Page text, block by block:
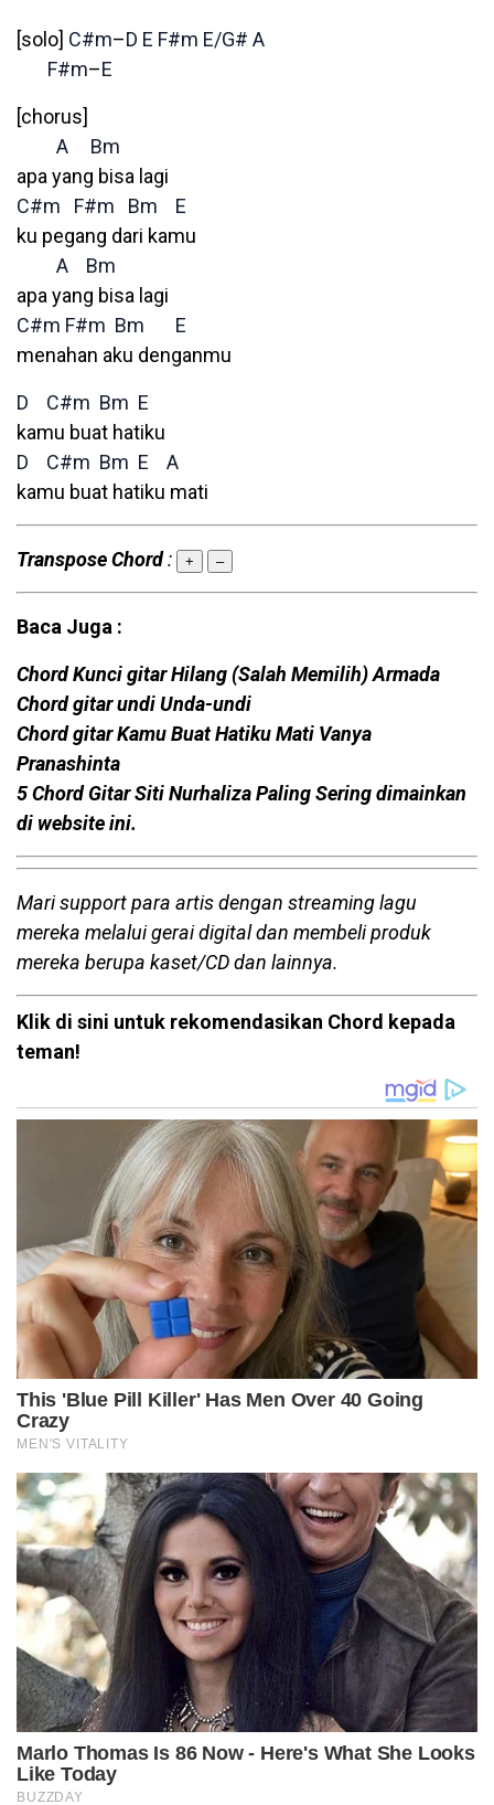
[solo] C#m–D E F#m E/G# A
F#m–E
[chorus]
A
Bm
apa yang bisa lagi
C#m
F#m Bm
E
ku pegang dari kamu
A
Bm
apa yang bisa lagi
C#m F#m Bm
E
menahan aku denganmu
D C#m Bm E
kamu buat hatiku
D
C#m Bm E
A
kamu buat hatiku mati
Transpose Chord: + –
Baca Juga :
Chord Kunci gitar Hilang (Salah Memilih) Armada
Chord gitar undi Unda-undi
Chord gitar Kamu Buat Hatiku Mati Vanya
Pranashinta
5 Chord Gitar Siti Nurhaliza Paling Sering dimainkan
di website ini.
Mari support para artis dengan streaming lagu
mereka melalui gerai digital dan membeli produk
mereka berupa kaset/CD dan lainnya.
Klik di sini untuk rekomendasikan Chord kepada
teman!